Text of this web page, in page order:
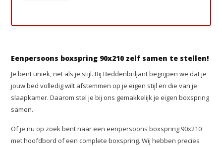
Eenpersoons boxspring 90x210 zelf samen te stellen!
Je bent uniek, net als je stijl. Bij Beddenbriljant begrijpen we dat je
jouw bed volledig wilt afstemmen op je eigen stijl en die van je
slaapkamer. Daarom stel je bij ons gemakkelijk je eigen boxspring
samen.
Of je nu op zoek bent naar een eenpersoons boxspring 90x210
met hoofdbord of een complete boxspring. Wij hebben precies